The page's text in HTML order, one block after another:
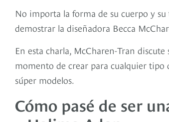
No importa la forma de su cuerpo y
demostrar la diseñadora Becca
En esta charla, McCharen-Tran
momento de crear para cualquier tipo
súper modelos.
Cómo pasé de ser